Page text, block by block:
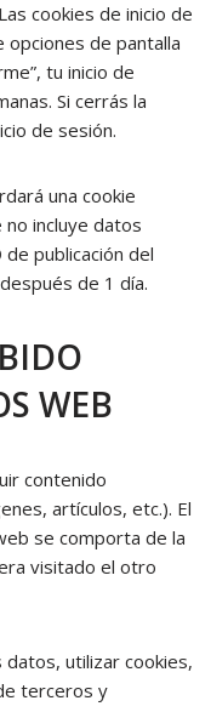
cookies de inicio de
opciones de pantalla
tu inicio de
Si cerrás la
de sesión.
una cookie
no incluye datos
publicación del
de 1 día.
WEB
contenido
artículos, etc.). El
se comporta de la
visitado el otro
utilizar cookies,
terceros y